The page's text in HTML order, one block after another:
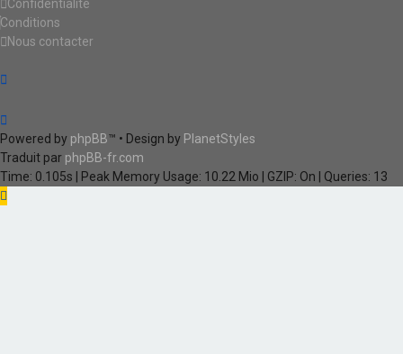
Confidentialité
Conditions
Nous contacter
Powered by phpBB™ • Design by PlanetStyles
Traduit par phpBB-fr.com
Time: 0.105s | Peak Memory Usage: 10.22 Mio | GZIP: On | Queries: 13